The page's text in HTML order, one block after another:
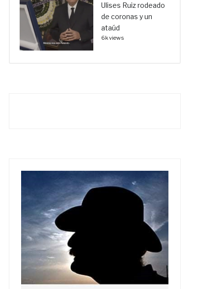
Ulises Ruiz rodeado
de coronas y un
ataúd
6k views